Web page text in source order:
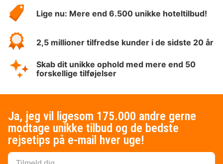
Lige nu: Mere end 6.500 unikke hoteltilbud!
2,5 millioner tilfredse kunder i de sidste 20 år
Skab dit unikke ophold med mere end 50
forskellige tilføjelser
Ja, jeg vil ligesom 175.000 andre gerne
modtage unikke tilbud og de bedste
rejsetips på e-mail hver uge!